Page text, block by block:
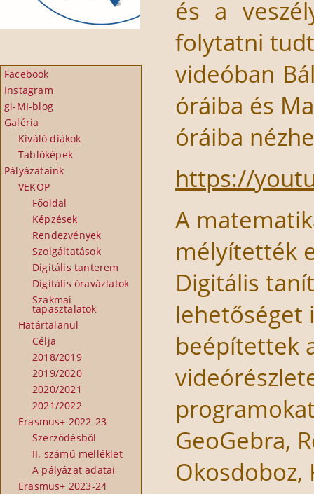
Facebook
Instagram
gi-MI-blog
Galéria
Kiváló diákok
Tablóképek
Pályázataink
VEKOP
Főoldal
Képzések
Rendezvények
Szolgáltatások
Digitális tanterem
Digitális óravázlatok
Szakmai
tapasztalatok
Határtalanul
Célja
2018/2019
2019/2020
2020/2021
2021/2022
Erasmus+ 2022-23
Szerződésből
II. számú melléklet
A pályázat adatai
Erasmus+ 2023-24
és a
folytatni
videóban
óráiba és
óráiba
https://
A
mélyítették
Digitális
lehetőséget
beépítettek
GeoGebra,
Okosdoboz,